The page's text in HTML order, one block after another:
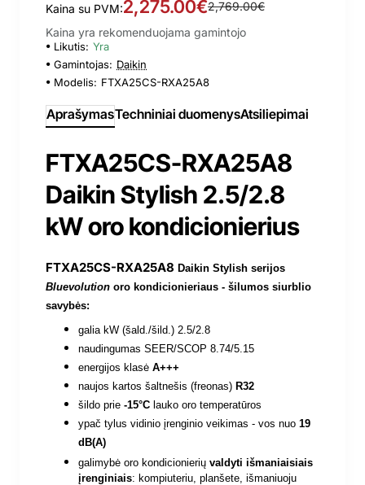
Kaina su PVM:2,275.00€2,769.00€
Kaina yra rekomenduojama gamintojo
Likutis: Yra
Gamintojas: Daikin
Modelis: FTXA25CS-RXA25A8
AprašymasTechniniai duomenysAtsiliepimai
FTXA25CS-RXA25A8
Daikin Stylish 2.5/2.8
kW oro kondicionierius
FTXA25CS-RXA25A8 Daikin Stylish serijos
Bluevolution oro kondicionieriaus - šilumos siurblio
savybės:
galia kW (šald./šild.) 2.5/2.8
naudingumas SEER/SCOP 8.74/5.15
energijos klasė A+++
naujos kartos šaltnešis (freonas) R32
šildo prie -15°C lauko oro temperatūros
ypač tylus vidinio įrenginio veikimas - vos nuo 19
dB(A)
galimybė oro kondicionierių valdyti išmaniaisiais
įrenginiais: kompiuteriu, planšete, išmaniuoju